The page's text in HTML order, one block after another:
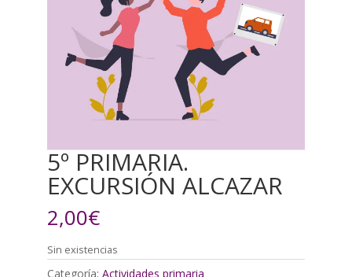
5º PRIMARIA.
EXCURSIÓN ALCAZAR
2,00€
Sin existencias
Categoría: Actividades primaria